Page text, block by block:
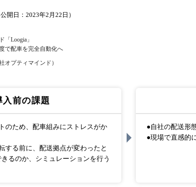
開日：2023年2月22日）
「Loogia」
で配車を完全自動化へ
オプティマインド）
入前の課題
のため、配車組みにストレスがか
する前に、配送拠点が変わったと
るのか、シミュレーションを行う
●自社の配送形
●現場で直感的